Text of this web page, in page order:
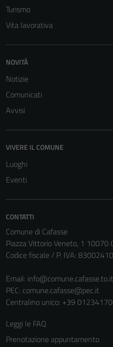
Turismo
Vita lavorativa
NOVITÀ
Notizie
Comunicati
Avvisi
VIVERE IL COMUNE
Luoghi
Eventi
CONTATTI
Comune di Cafasse
Piazza Vittorio Veneto, 1 10070
Codice fiscale / P. IVA:
Email: info@comune.cafasse.to.it
PEC: comune.cafasse@pec.it
Centralino unico: +39
Leggi le FAQ
Prenotazione appuntamento